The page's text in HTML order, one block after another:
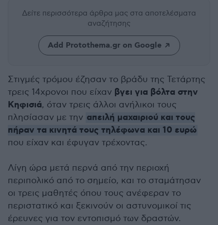
Δείτε περισσότερα άρθρα μας στα αποτελέσματα
αναζήτησης
Add Protothema.gr on Google
Στιγμές τρόμου έζησαν το βράδυ της Τετάρτης
τρεις 14χρονοι που είχαν βγει για βόλτα στην
Κηφισιά, όταν τρεις άλλοι ανήλικοι τους
πλησίασαν με την απειλή μαχαιριού και τους
πήραν τα κινητά τους τηλέφωνα και 10 ευρώ
που είχαν και έφυγαν τρέχοντας.
Λίγη ώρα μετά περνά από την περιοχή
περιπολικό από το σημείο, και το σταμάτησαν
οι τρεις μαθητές όπου τους ανέφεραν το
περιστατικό και ξεκινούν οι αστυνομικοί τις
έρευνες για τον εντοπισμό των δραστών.